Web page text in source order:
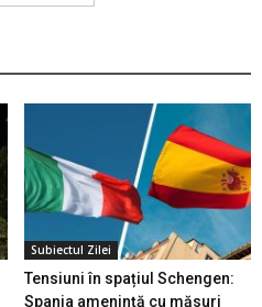
Subiectul Zilei
Tensiuni în spațiul Schengen:
Spania amenință cu măsuri